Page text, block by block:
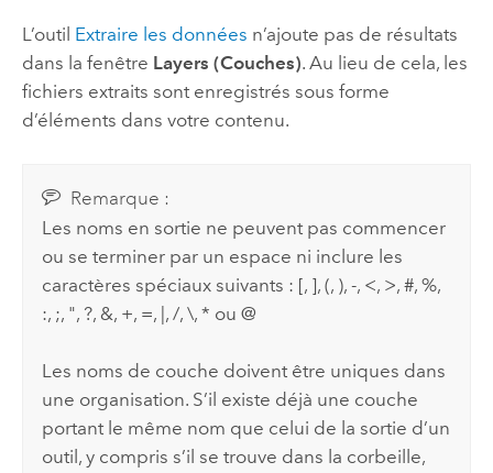
L’outil Extraire les données n’ajoute pas de résultats
dans la fenêtre Layers (Couches). Au lieu de cela, les
fichiers extraits sont enregistrés sous forme
d’éléments dans votre contenu.
Remarque :
Les noms en sortie ne peuvent pas commencer
ou se terminer par un espace ni inclure les
caractères spéciaux suivants : [, ], (, ), -, <, >, #, %,
:, ;, ", ?, &, +, =, |, /, \, * ou @
Les noms de couche doivent être uniques dans
une organisation. S’il existe déjà une couche
portant le même nom que celui de la sortie d’un
outil, y compris s’il se trouve dans la corbeille,